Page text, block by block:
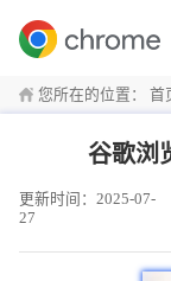
您所在的位置： 首
谷歌浏
更新时间：2025-07-
27